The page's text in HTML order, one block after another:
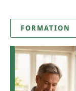
FORMATION